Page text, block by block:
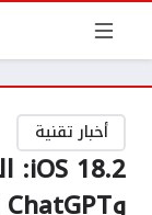
أخبار تقنية